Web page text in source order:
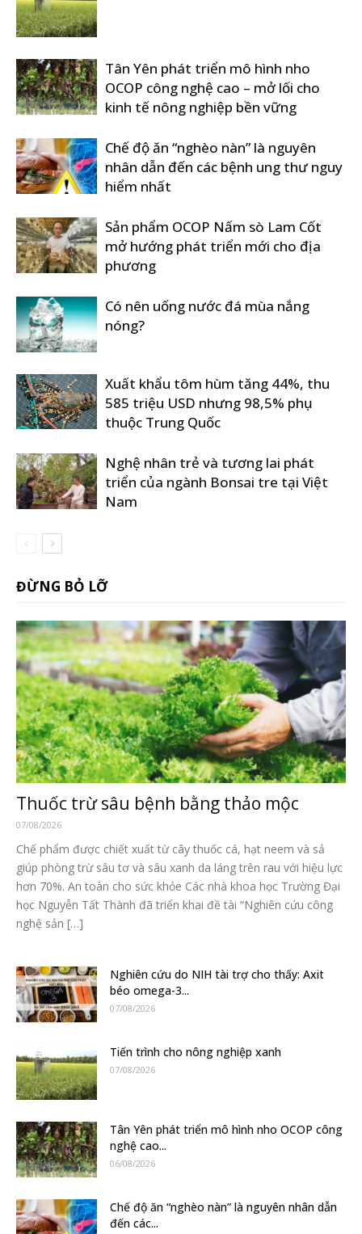
Tân Yên phát triển mô hình nho
OCOP công nghệ cao – mở lối cho
kinh tế nông nghiệp bền vững
Chế độ ăn “nghèo nàn” là nguyên
nhân dẫn đến các bệnh ung thư nguy
hiểm nhất
Sản phẩm OCOP Nấm sò Lam Cốt
mở hướng phát triển mới cho địa
phương
Có nên uống nước đá mùa nắng
nóng?
Xuất khẩu tôm hùm tăng 44%, thu
585 triệu USD nhưng 98,5% phụ
thuộc Trung Quốc
Nghệ nhân trẻ và tương lai phát
triển của ngành Bonsai tre tại Việt
Nam
ĐỪNG BỎ LỠ
Thuốc trừ sâu bệnh bằng thảo mộc
07/08/2026
Chế phẩm được chiết xuất từ cây thuốc cá, hạt neem và sả
giúp phòng trừ sâu tơ và sâu xanh da láng trên rau với hiệu lực
hơn 70%. An toàn cho sức khỏe Các nhà khoa học Trường Đại
học Nguyễn Tất Thành đã triển khai đề tài “Nghiên cứu công
nghệ sản […]
Nghiên cứu do NIH tài trợ cho thấy: Axit
béo omega-3...
07/08/2026
Tiến trình cho nông nghiệp xanh
07/08/2026
Tân Yên phát triển mô hình nho OCOP công
nghệ cao...
06/08/2026
Chế độ ăn “nghèo nàn” là nguyên nhân dẫn
đến các...